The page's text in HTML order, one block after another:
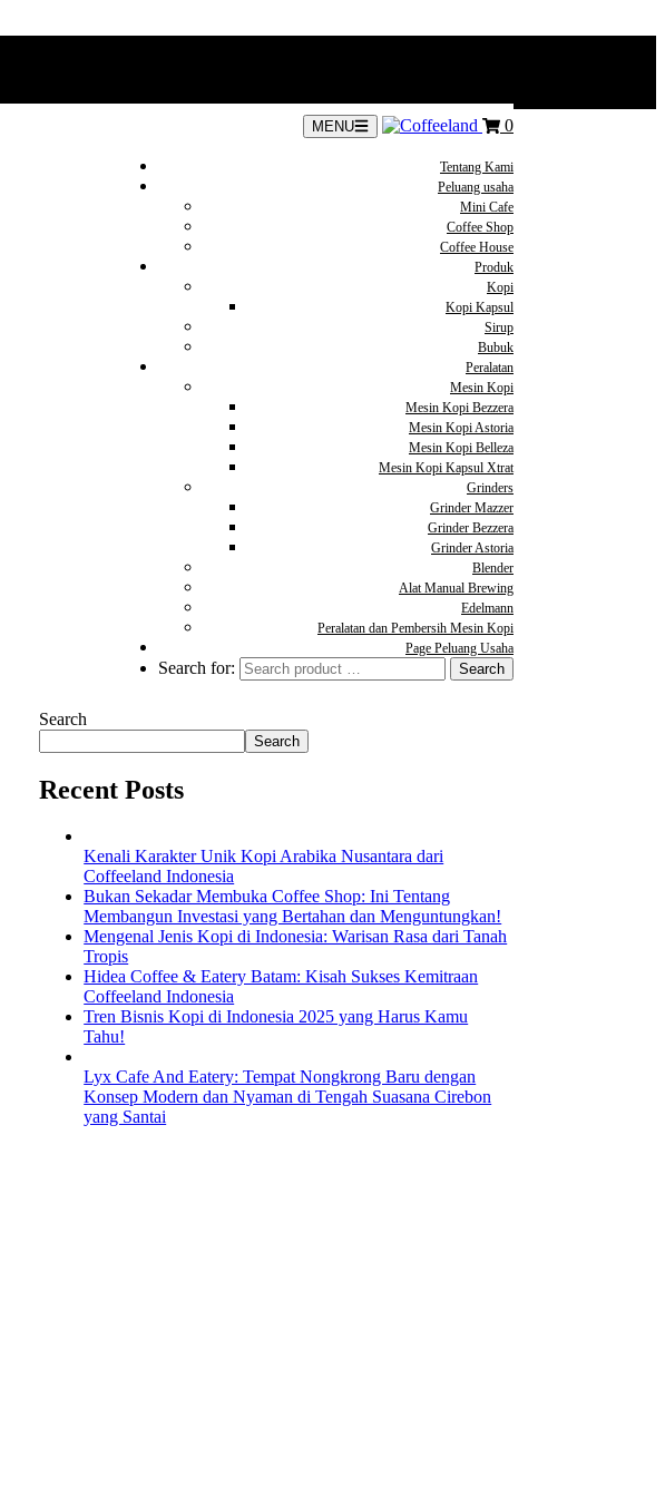
MENU 0
Tentang Kami
Peluang usaha
Mini Cafe
Coffee Shop
Coffee House
Produk
Kopi
Kopi Kapsul
Sirup
Bubuk
Peralatan
Mesin Kopi
Mesin Kopi Bezzera
Mesin Kopi Astoria
Mesin Kopi Belleza
Mesin Kopi Kapsul Xtrat
Grinders
Grinder Mazzer
Grinder Bezzera
Grinder Astoria
Blender
Alat Manual Brewing
Edelmann
Peralatan dan Pembersih Mesin Kopi
Page Peluang Usaha
Search for:
Search
Search
Recent Posts
Kenali Karakter Unik Kopi Arabika Nusantara dari
Coffeeland Indonesia
Bukan Sekadar Membuka Coffee Shop: Ini Tentang
Membangun Investasi yang Bertahan dan Menguntungkan!
Mengenal Jenis Kopi di Indonesia: Warisan Rasa dari Tanah
Tropis
Hidea Coffee & Eatery Batam: Kisah Sukses Kemitraan
Coffeeland Indonesia
Tren Bisnis Kopi di Indonesia 2025 yang Harus Kamu
Tahu!
Lyx Cafe And Eatery: Tempat Nongkrong Baru dengan
Konsep Modern dan Nyaman di Tengah Suasana Cirebon
yang Santai